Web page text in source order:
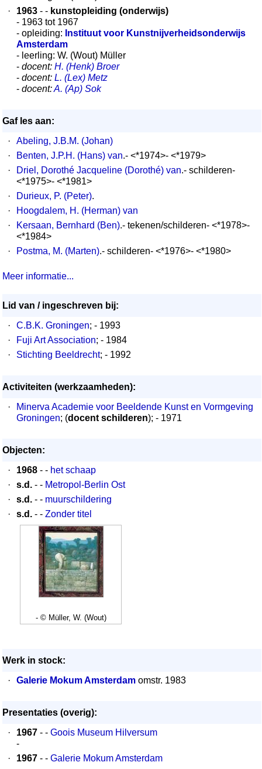
·
1963 - - kunstopleiding (onderwijs)
- 1963 tot 1967
- opleiding: Instituut voor Kunstnijverheidsonderwijs
Amsterdam
- leerling: W. (Wout) Müller
- docent: H. (Henk) Broer
- docent: L. (Lex) Metz
- docent:A. (Ap) Sok
Gaf les aan:
·
Abeling, J.B.M. (Johan)
·
Benten, J.P.H. (Hans) van.- <*1974>- <*1979>
·
Driel, Dorothé Jacqueline (Dorothé) van.- schilderen-
<*1975>- <*1981>
·
Durieux, P. (Peter).
·
Hoogdalem, H. (Herman) van
·
Kersaan, Bernhard (Ben).- tekenen/schilderen- <*1978>-
<*1984>
·
Postma, M. (Marten).- schilderen- <*1976>- <*1980>
Meer informatie...
Lid van / ingeschreven bij:
·
C.B.K. Groningen; - 1993
·
Fuji Art Association; - 1984
·
Stichting Beeldrecht; - 1992
Activiteiten (werkzaamheden):
·
Minerva Academie voor Beeldende Kunst en Vormgeving
Groningen; (docent schilderen); - 1971
Objecten:
·
1968 - - het schaap
·
s.d. - - Metropol-Berlin Ost
·
s.d. - - muurschildering
·
s.d. - - Zonder titel
- © Müller, W. (Wout)
Werk in stock:
·
Galerie Mokum Amsterdam omstr. 1983
Presentaties (overig):
·
1967 - - Goois Museum Hilversum
-
·
1967 - - Galerie Mokum Amsterdam